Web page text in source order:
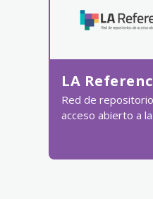
LA
Red de
acceso abierto a